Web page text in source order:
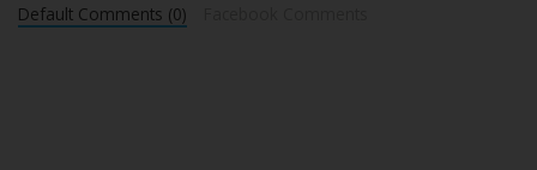
Default Comments (0)